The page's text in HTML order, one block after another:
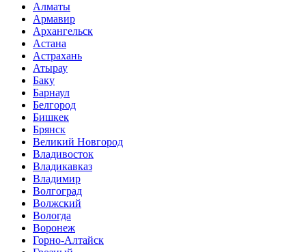
Алматы
Армавир
Архангельск
Астана
Астрахань
Атырау
Баку
Барнаул
Белгород
Бишкек
Брянск
Великий Новгород
Владивосток
Владикавказ
Владимир
Волгоград
Волжский
Вологда
Воронеж
Горно-Алтайск